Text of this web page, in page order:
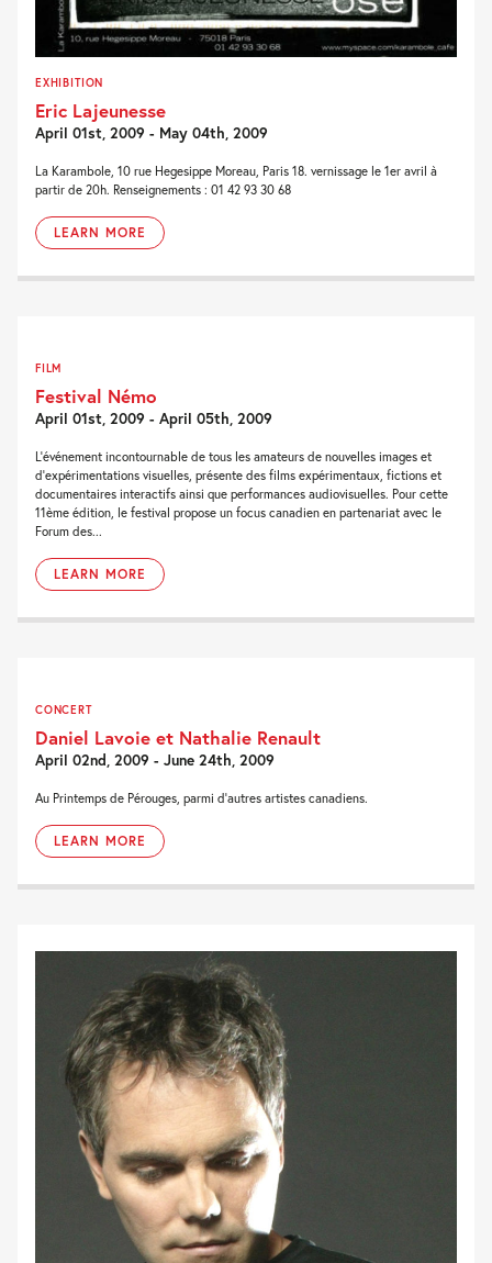
EXHIBITION
Eric Lajeunesse
April 01st, 2009 - May 04th, 2009
La Karambole, 10 rue Hegesippe Moreau, Paris 18. vernissage le 1er avril à
partir de 20h. Renseignements : 01 42 93 30 68
LEARN MORE
FILM
Festival Némo
April 01st, 2009 - April 05th, 2009
L'événement incontournable de tous les amateurs de nouvelles images et
d'expérimentations visuelles, présente des films expérimentaux, fictions et
documentaires interactifs ainsi que performances audiovisuelles. Pour cette
11ème édition, le festival propose un focus canadien en partenariat avec le
Forum des...
LEARN MORE
CONCERT
Daniel Lavoie et Nathalie Renault
April 02nd, 2009 - June 24th, 2009
Au Printemps de Pérouges, parmi d'autres artistes canadiens.
LEARN MORE